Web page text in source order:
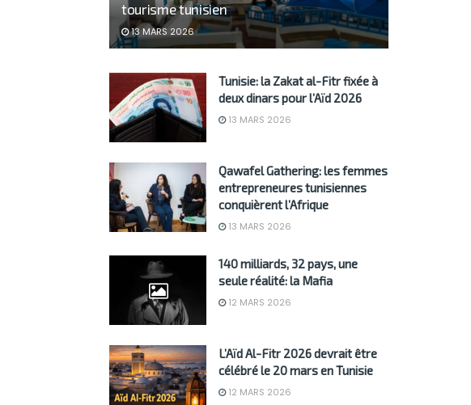
tourisme tunisien
13 MARS 2026
Tunisie: la Zakat al-Fitr fixée à
deux dinars pour l’Aïd 2026
13 MARS 2026
Qawafel Gathering: les femmes
entrepreneures tunisiennes
conquièrent l’Afrique
13 MARS 2026
140 milliards, 32 pays, une
seule réalité: la Mafia
12 MARS 2026
L’Aïd Al-Fitr 2026 devrait être
célébré le 20 mars en Tunisie
12 MARS 2026